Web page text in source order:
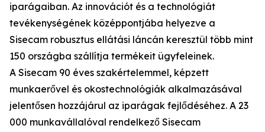
iparágaiban. Az innovációt és a technológiát
tevékenységének középpontjába helyezve a
Sisecam robusztus ellátási láncán keresztül több mint
150 országba szállítja termékeit ügyfeleinek.
A Sisecam 90 éves szakértelemmel, képzett
munkaerővel és okostechnológiák alkalmazásával
jelentősen hozzájárul az iparágak fejlődéséhez. A 23
000 munkavállalóval rendelkező Sisecam